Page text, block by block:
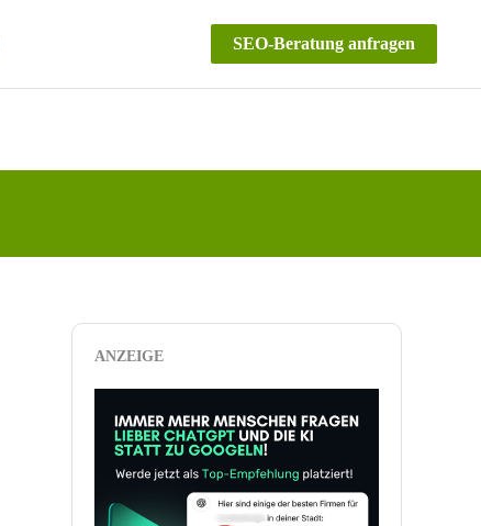
SEO-Beratung anfragen
ANZEIGE